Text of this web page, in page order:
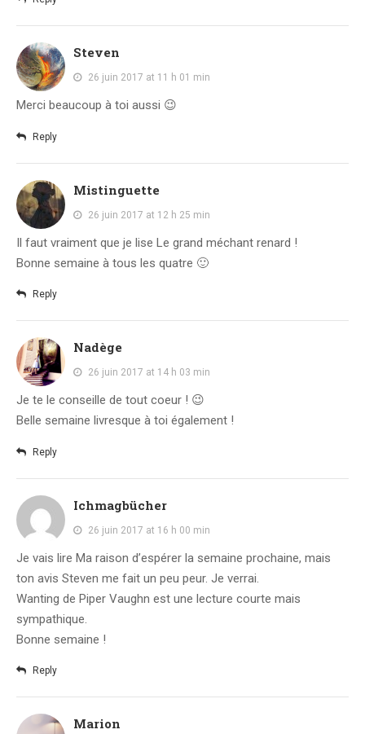
Steven
26 juin 2017 at 11 h 01 min
Merci beaucoup à toi aussi 😉
Reply
Mistinguette
26 juin 2017 at 12 h 25 min
Il faut vraiment que je lise Le grand méchant renard !
Bonne semaine à tous les quatre 🙂
Reply
Nadège
26 juin 2017 at 14 h 03 min
Je te le conseille de tout coeur ! 😉
Belle semaine livresque à toi également !
Reply
Ichmagbücher
26 juin 2017 at 16 h 00 min
Je vais lire Ma raison d’espérer la semaine prochaine, mais
ton avis Steven me fait un peu peur. Je verrai.
Wanting de Piper Vaughn est une lecture courte mais
sympathique.
Bonne semaine !
Reply
Marion